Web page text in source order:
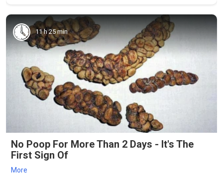
11 h 25 min
No Poop For More Than 2 Days - It's The
First Sign Of
More